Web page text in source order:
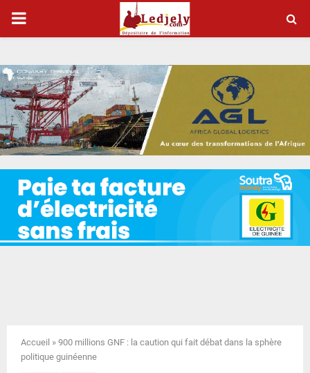
P
I
M
A
R
Y
N
Accueil » 900 millions GNF : la caution qui fait débat dans la sphère
politique guinéenne